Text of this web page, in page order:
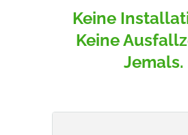
Keine
Keine
Jemals.